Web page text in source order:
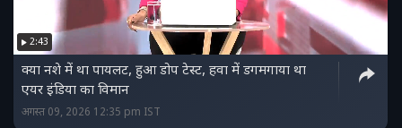
2:43
क्‍या नशे में था पायलट, हुआ डोप टेस्‍ट, हवा में डगमगाया था
एयर इंडिया का विमान
अगस्त 09, 2026 12:35 pm IST